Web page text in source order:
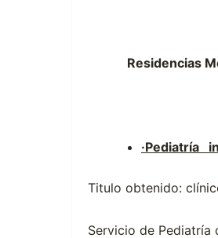
Residencias
·Pediatría
Titulo obtenido:
Servicio de Pediatría